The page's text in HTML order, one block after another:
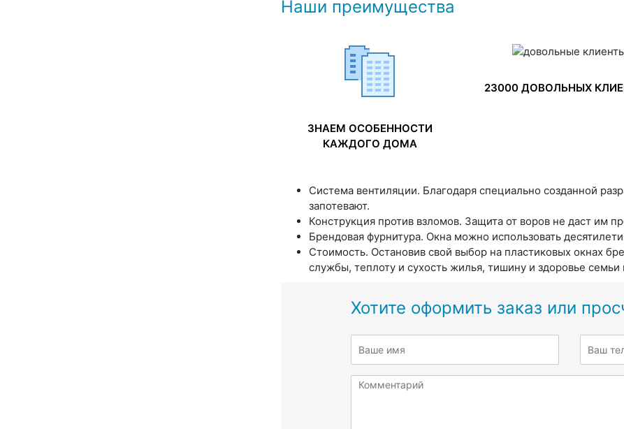
Наши преимущества
ЗНАЕМ ОСОБЕННОСТИ
КАЖДОГО ДОМА
23000 ДОВОЛЬНЫХ
Система вентиляции. Благодаря специально созданной
запотевают.
Конструкция против взломов. Защита от воров не даст им
Брендовая фурнитура. Окна можно использовать
Стоимость. Остановив свой выбор на пластиковых окнах
службы, теплоту и сухость жилья, тишину и здоровье семьи
Хотите оформить заказ или